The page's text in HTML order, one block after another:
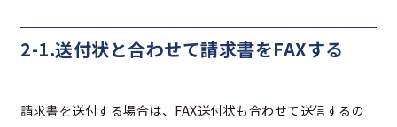
2-1.送付状と合わせて請求書をFAXする
請求書を送付する場合は、FAX送付状も合わせて送信するの